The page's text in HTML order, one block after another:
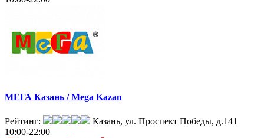
МЕГА Казань / Mega Kazan
Рейтинг:
Казань, ул. Проспект Победы, д.141
10:00-22:00